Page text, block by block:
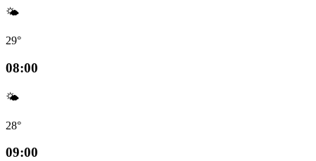
🌤️
29°
08:00
🌤️
28°
09:00